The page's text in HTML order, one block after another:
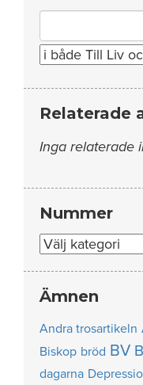
for:
Relaterade
Inga relaterade
Nummer
Nummer
Ämnen
Andra trosartikeln
Biskop bröd BV
dagarna